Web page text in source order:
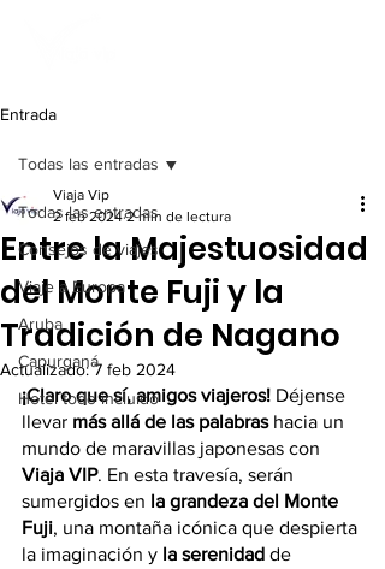
Entrada
Todas las entradas
Consejos de viajes
Viaje a Europa
Aruba
Capurganá
Hotel todo incluido
Todas las entradas
Entre la Majestuosidad
del Monte Fuji y la
Tradición de Nagano
Viaja Vip
2 feb 2024 2 min de lectura
Actualizado:7 feb 2024
¡Claro que sí, amigos viajeros! Déjense
llevar más allá de las palabras hacia un
mundo de maravillas japonesas con
Viaja VIP. En esta travesía, serán
sumergidos en la grandeza del Monte
Fuji, una montaña icónica que despierta
la imaginación y la serenidad de